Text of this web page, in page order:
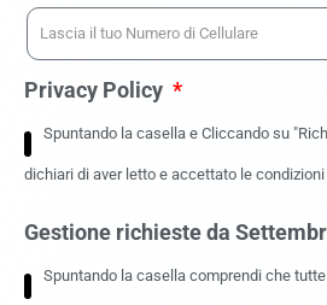
Privacy Policy
Spuntando la casella e Cliccando su
dichiari di aver letto e accettato le condizioni
Gestione richieste da
Spuntando la casella comprendi che